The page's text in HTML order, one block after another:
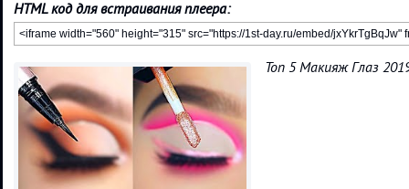
HTML код для встраивания плеера:
Топ 5 Макияж Глаз